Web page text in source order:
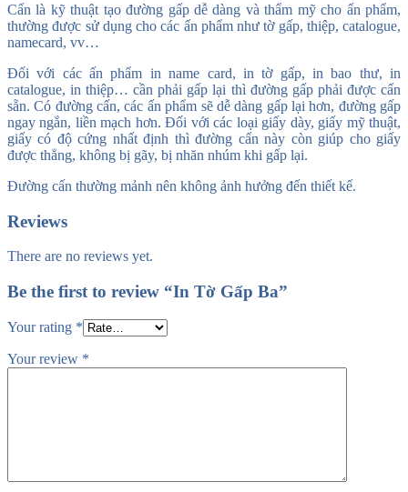
Cấn là kỹ thuật tạo đường gấp dễ dàng và thẩm mỹ cho ấn phẩm,
thường được sử dụng cho các ấn phẩm như tờ gấp, thiệp, catalogue,
namecard, vv…
Đối với các ấn phẩm in name card, in tờ gấp, in bao thư, in
catalogue, in thiệp… cần phải gấp lại thì đường gấp phải được cấn
sẵn. Có đường cấn, các ấn phẩm sẽ dễ dàng gấp lại hơn, đường gấp
ngay ngắn, liền mạch hơn. Đối với các loại giấy dày, giấy mỹ thuật,
giấy có độ cứng nhất định thì đường cấn này còn giúp cho giấy
được thẳng, không bị gãy, bị nhăn nhúm khi gấp lại.
Đường cấn thường mảnh nên không ảnh hưởng đến thiết kế.
Reviews
There are no reviews yet.
Be the first to review “In Tờ Gấp Ba”
Your rating *
Your review *